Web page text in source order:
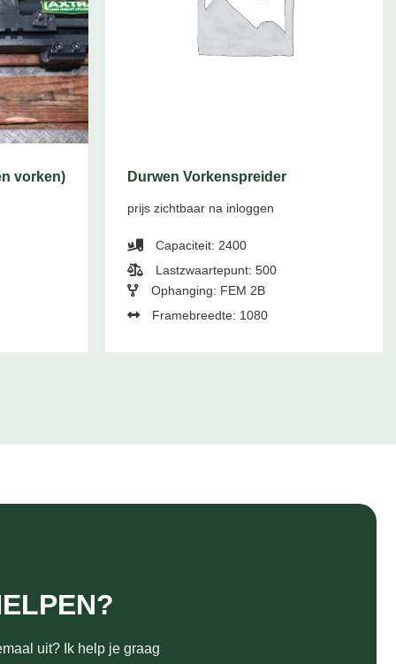
vorken) Durwen Vorkenspreider
prijs zichtbaar na inloggen
Capaciteit: 2400
Lastzwaartepunt: 500
Ophanging: FEM 2B
Framebreedte: 1080
uit? Ik help je graag